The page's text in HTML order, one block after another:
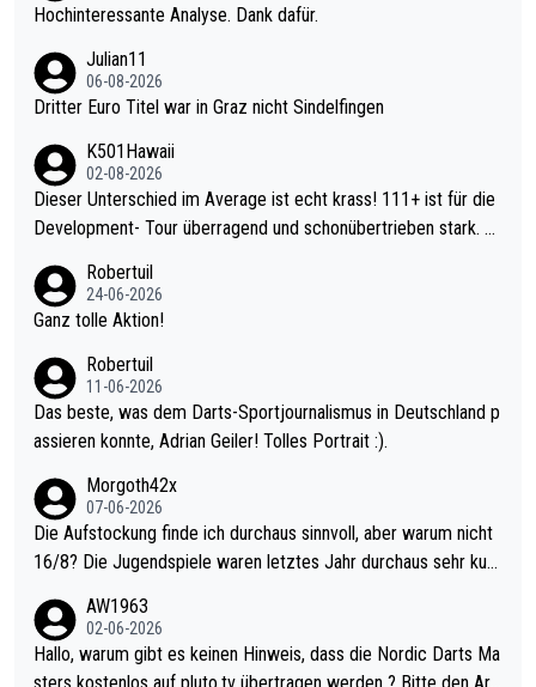
Hochinteressante Analyse. Dank dafür.
Julian11
06-08-2026
Dritter Euro Titel war in Graz nicht Sindelfingen
K501Hawaii
02-08-2026
Dieser Unterschied im Average ist echt krass! 111+ ist für die
Development- Tour überragend und schonübertrieben stark. U
mal 40+ erst recht. Da gewinnst keinen Blumentopf - ist ja noc
h krasser wie ein Pokalspiel eines Kreisligisten vs einem Bund
Robertuil
24-06-2026
Ganz tolle Aktion!
Robertuil
11-06-2026
Das beste, was dem Darts-Sportjournalismus in Deutschland p
assieren konnte, Adrian Geiler! Tolles Portrait :).
Morgoth42x
07-06-2026
Die Aufstockung finde ich durchaus sinnvoll, aber warum nicht
16/8? Die Jugendspiele waren letztes Jahr durchaus sehr kurz
Allerdings ist Mitchell Lawrie als Nummer 1 der Welt eh qualifi
ziert. Somit ändert die automatische Qualifikation des Weltmei
sters erstmal nichts. Ich denke sie wollen damit für nächstes J
AW1963
02-06-2026
Hallo, warum gibt es keinen Hinweis, dass die Nordic Darts Ma